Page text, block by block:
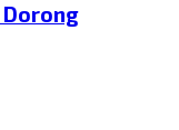
Dorong